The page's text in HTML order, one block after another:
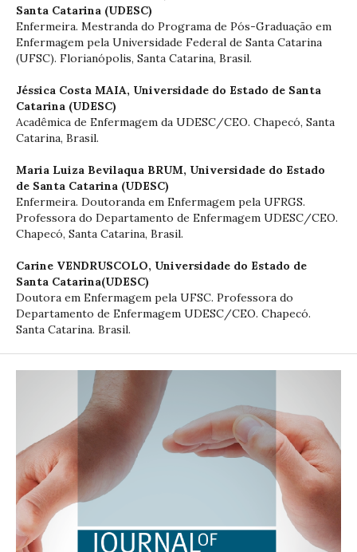
Santa Catarina (UDESC)
Enfermeira. Mestranda do Programa de Pós-Graduação em
Enfermagem pela Universidade Federal de Santa Catarina
(UFSC). Florianópolis, Santa Catarina, Brasil.
Jéssica Costa MAIA, Universidade do Estado de Santa
Catarina (UDESC)
Acadêmica de Enfermagem da UDESC/CEO. Chapecó, Santa
Catarina, Brasil.
Maria Luiza Bevilaqua BRUM, Universidade do Estado
de Santa Catarina (UDESC)
Enfermeira. Doutoranda em Enfermagem pela UFRGS.
Professora do Departamento de Enfermagem UDESC/CEO.
Chapecó, Santa Catarina, Brasil.
Carine VENDRUSCOLO, Universidade do Estado de
Santa Catarina(UDESC)
Doutora em Enfermagem pela UFSC. Professora do
Departamento de Enfermagem UDESC/CEO. Chapecó.
Santa Catarina. Brasil.